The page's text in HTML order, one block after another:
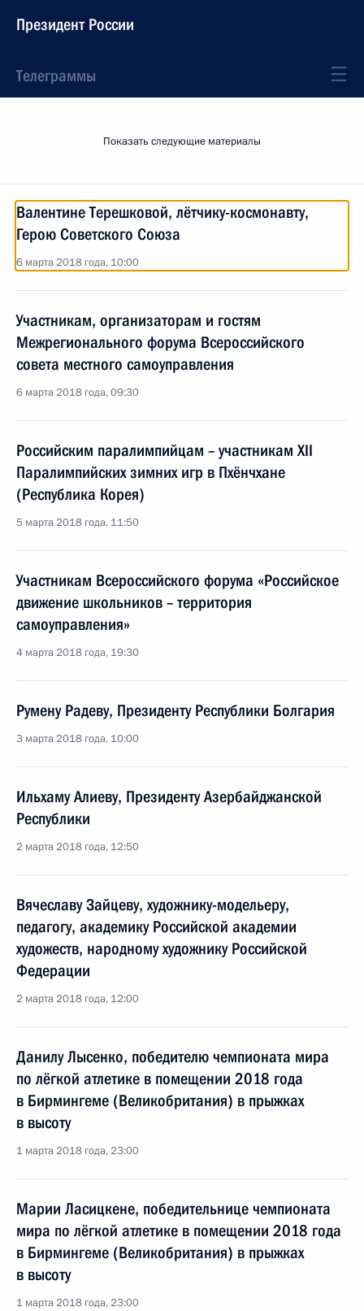
Президент России
Телеграммы
Показать следующие материалы
Валентине Терешковой, лётчику-космонавту,
Герою Советского Союза
6 марта 2018 года, 10:00
Участникам, организаторам и гостям
Межрегионального форума Всероссийского
совета местного самоуправления
6 марта 2018 года, 09:30
Российским паралимпийцам – участникам XII
Паралимпийских зимних игр в Пхёнчхане
(Республика Корея)
5 марта 2018 года, 11:50
Участникам Всероссийского форума «Российское
движение школьников – территория
самоуправления»
4 марта 2018 года, 19:30
Румену Радеву, Президенту Республики Болгария
3 марта 2018 года, 10:00
Ильхаму Алиеву, Президенту Азербайджанской
Республики
2 марта 2018 года, 12:50
Вячеславу Зайцеву, художнику-модельеру,
педагогу, академику Российской академии
художеств, народному художнику Российской
Федерации
2 марта 2018 года, 12:00
Данилу Лысенко, победителю чемпионата мира
по лёгкой атлетике в помещении 2018 года
в Бирмингеме (Великобритания) в прыжках
в высоту
1 марта 2018 года, 23:00
Марии Ласицкене, победительнице чемпионата
мира по лёгкой атлетике в помещении 2018 года
в Бирмингеме (Великобритания) в прыжках
в высоту
1 марта 2018 года, 23:00